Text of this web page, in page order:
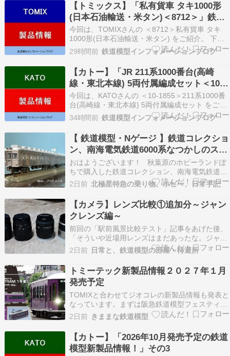
【トミックス】「私有貨車 タキ1000形
(日本石油輸送・米タン)＜8712＞」鉄道
模型Nゲージ(26年版)
今回は、TOMIXさんの ＜8712＞私有貨車 タキ
1000形(日本石油輸送・米タン) をご紹介。 下記
内容は2026年更新時点の情報です。 ★＜8712＞
私有貨車 タキ1000形(日本石油輸送・米タン) AD
Yahoo AD Rakuten ＜実車ガイド＞ ガソリン専用
タン…
29時間前 鉄道模型インフォメーションブログ
【カトー】「JR 211系1000番台(高崎
線・東北本線) 5両付属編成セット＜10-
1855＞」鉄道模型Nゲージ(26年版)
今回は、KATOさんの ＜10-1855＞211系1000番
台(高崎線・東北本線) 5両付属編成セット をご紹
介。 下記内容は2026年更新時点の情報です。 ★
＜10-1855＞211系1000番台(高崎線・東北本線)
5両付属編成セット AD Yahoo AD Rakuten…
34時間前 鉄道模型インフォメーションブログ
【 鉄道模型・Nゲージ 】鉄道コレクショ
ン、南海電気鉄道6000系なつかしのステ
ンレス無塗装2両セットをNゲージ化にア
レンジしました！
おはようございます！ 秋葉原のホビーランドぽ
ちで購入した鉄道コレクション、南海電気鉄道
6000系なつかしのステンレス無塗装2両セットを
Nゲージ化にアレンジしました。なお最寄りのホ
ビーショップに寄ったところ動力ユニット
TⅯ-08Rが在庫切れだったため「動力ユニットの
組み込みを…
2日前 北極星特急の乗り物、ホビー、日常手記
【カメラ】レンズ比較①追加分～ジャン
クレンズ編～
前回の「駅前風景比較テスト」記事をあげた後、
「そういや近場用レンズはまだあったな。ジャン
クレンズばかりだけど」と90年代のオールドレン
ズを引っ張り出して、同じ撮影場所で撮影してき
ました。 ややこしくなるので、レンズ番号は続版
とします。（左から）⑤SIGMA ZOOM 28-80…
2日前 日常と、鉄道模型の部屋・待避所
トミーテック新製品情報２０２７年１月
発売予定
TOMIXと合わせてジオコレの新製品情報も発表と
なっています。まずは阪急鉄道模型フェスティバ
ルで先行発表された京福電気鉄こと嵐電
KYOTRAMモボ１形です。デビューしたての新規
金型でこんなに早く製品化されるとは思ってもい
ませんでした。価格も２割引の店なら５０００円
は下回りそうで…
2日前 きままな鉄道模型
【カトー】「2026年10月発売予定の鉄道
模型新製品情報！」その3